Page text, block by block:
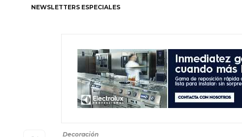
NEWSLETTERS ESPECIALES
Decoración